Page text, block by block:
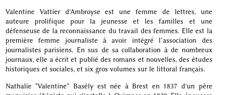
Valentine Vattier d'Ambroyse est une femme de lettres, une
auteure prolifique pour la jeunesse et les familles et une
défenseuse de la reconnaissance du travail des femmes. Elle est la
première femme journaliste à avoir intégré l’association des
journalistes parisiens. En sus de sa collaboration à de nombreux
journaux, elle a écrit et publié des romans et nouvelles, des études
historiques et sociales, et six gros volumes sur le littoral français.
Nathalie "Valentine" Basély est née à Brest en 1837 d'un père